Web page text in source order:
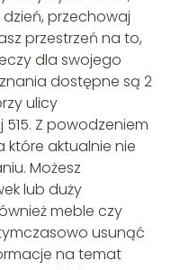
przechowaj
przestrzeń na to,
dla swojego
dostępne są 2
ulicy
Z powodzeniem
które aktualnie nie
Możesz
lub duży
meble czy
usunąć
na temat